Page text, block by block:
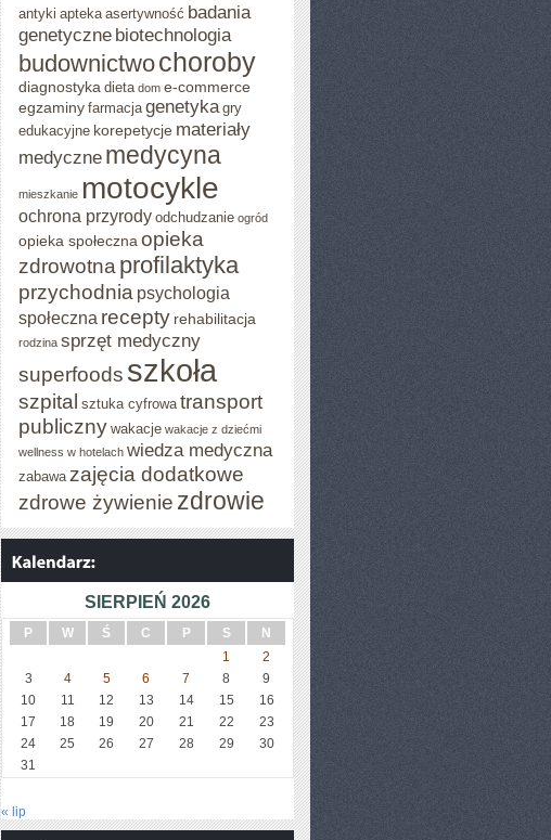
antyki apteka asertywność badania
genetyczne biotechnologia
budownictwochoroby
diagnostyka dieta dom e-commerce
egzaminy farmacja genetyka gry
edukacyjne korepetycje materiały
medyczne medycyna
mieszkanie motocykle
ochrona przyrody odchudzanie ogród
opieka społeczna opieka
zdrowotna profilaktyka
przychodnia psychologia
społeczna recepty rehabilitacja
rodzina sprzęt medyczny
superfoods szkoła
szpital sztuka cyfrowa transport
publiczny wakacje wakacje z dziećmi
wellness w hotelach wiedza medyczna
zabawa zajęcia dodatkowe
zdrowe żywienie zdrowie
SIERPIEŃ 2026
P W Ś C P S
N
1
2
3
4 5 6 7 8
9
10
11 12 13 14 15
16
17
18 19 20 21 22
23
24
25 26 27 28 29
30
31
« lip